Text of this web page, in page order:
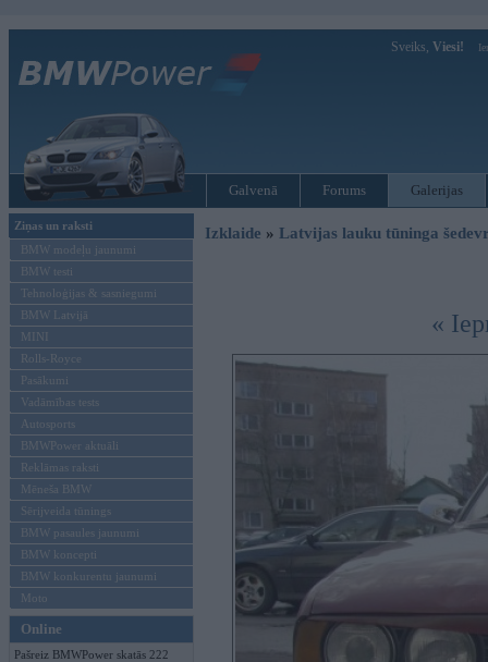
Sveiks, Viesi!
Galvenā Forums Galerijas
Ziņas un raksti
BMW modeļu jaunumi
BMW testi
Tehnoloģijas & sasniegumi
BMW Latvijā
MINI
Rolls-Royce
Pasākumi
Vadāmības tests
Autosports
BMWPower aktuāli
Reklāmas raksti
Mēneša BMW
Sērijveida tūnings
BMW pasaules jaunumi
BMW koncepti
BMW konkurentu jaunumi
Moto
Online
Pašreiz BMWPower skatās 222
Izklaide » Latvijas lauku tūninga
«